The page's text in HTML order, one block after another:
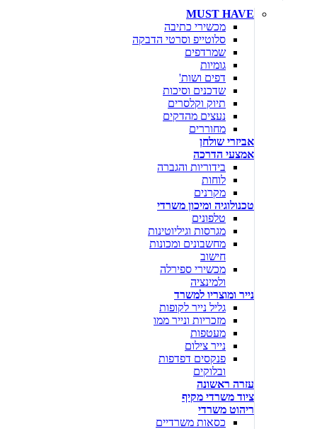
MUST HAVE
מכשירי כתיבה
סלוטייפ וסרטי הדבקה
שמרדפים
גומיות
דפים ושות'
שדכנים וסיכות
תיוק וקלסרים
נעצים מהדקים
מחוררים
אביזרי שולחן
אמצעי הדרכה
בידוריות והגברה
לוחות
מקרנים
טכנולוגיה ומיכון משרדי
טלפונים
מגרסות וגיליוטינות
מחשבונים ומכונות
חישוב
מכשירי ספירלה
ולמינציה
נייר ומוצריו למשרד
גליל נייר לקופות
מזכריות ונייר ממו
מעטפות
נייר צילום
פנקסים דפדפות
ובלוקים
עזרה ראשונה
ציוד משרדי מקיף
ריהוט משרדי
כסאות משרדיים